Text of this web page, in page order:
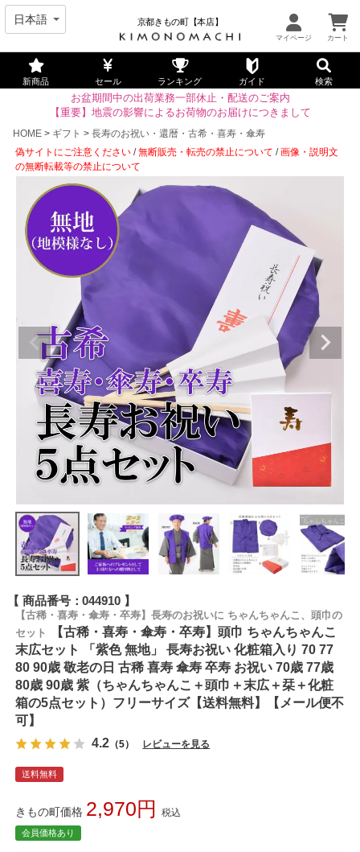
京都きもの町【本店】
新商品 セール ランキング ガイド 検索
お盆期間中の出荷業務一部休止・配送のご案内
【重要】地震の影響によるお荷物のお届けにつきまして
HOME
ギフト
長寿のお祝い・還暦・古希・喜寿・傘寿
偽サイトにご注意ください /無断販売・転売の禁止について /画像・説明文
の無断転載等の禁止について
商品番号 044910
【古稀・喜寿・傘寿・卒寿】長寿のお祝いに ちゃんちゃんこ、頭巾の
セット
【古稀・喜寿・傘寿・卒寿】頭巾 ちゃんちゃんこ
末広セット 「紫色 無地」 長寿お祝い 化粧箱入り 70 77
80 90歳 敬老の日 古稀 喜寿 傘寿 卒寿 お祝い 70歳 77歳
80歳 90歳 紫（ちゃんちゃんこ＋頭巾＋末広＋栞＋化粧
箱の5点セット）フリーサイズ【送料無料】【メール便不
可】
4.2 （5） レビューを見る
送料無料
きもの町価格 2,970 税込
会員価格あり